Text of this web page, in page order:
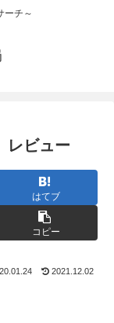
ーチ～
ビュー
はてブ
コピー
2021.12.02